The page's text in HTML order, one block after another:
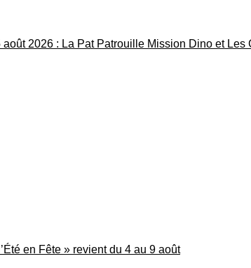
2026 : La Pat Patrouille Mission Dino et Les
en Fête » revient du 4 au 9 août